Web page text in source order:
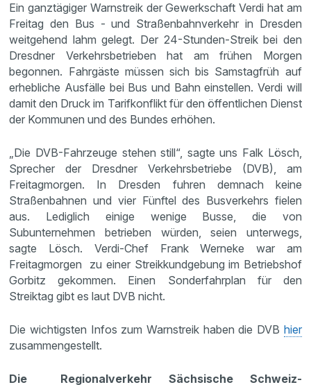
Ein ganztägiger Warnstreik der Gewerkschaft Verdi hat am
Freitag den Bus - und Straßenbahnverkehr in Dresden
weitgehend lahm gelegt. Der 24-Stunden-Streik bei den
Dresdner Verkehrsbetrieben hat am frühen Morgen
begonnen. Fahrgäste müssen sich bis Samstagfrüh auf
erhebliche Ausfälle bei Bus und Bahn einstellen. Verdi will
damit den Druck im Tarifkonflikt für den öffentlichen Dienst
der Kommunen und des Bundes erhöhen.
„Die DVB-Fahrzeuge stehen still“, sagte uns Falk Lösch,
Sprecher der Dresdner Verkehrsbetriebe (DVB), am
Freitagmorgen. In Dresden fuhren demnach keine
Straßenbahnen und vier Fünftel des Busverkehrs fielen
aus. Lediglich einige wenige Busse, die von
Subunternehmen betrieben würden, seien unterwegs,
sagte Lösch. Verdi-Chef Frank Werneke war am
Freitagmorgen zu einer Streikkundgebung im Betriebshof
Gorbitz gekommen. Einen Sonderfahrplan für den
Streiktag gibt es laut DVB nicht.
Die wichtigsten Infos zum Warnstreik haben die DVB hier
zusammengestellt.
Die Regionalverkehr Sächsische Schweiz-